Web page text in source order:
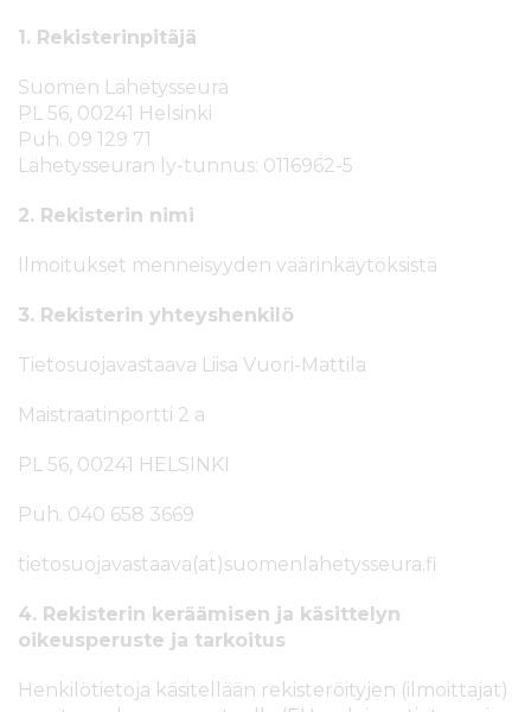
1. Rekisterinpitäjä
Suomen Lähetysseura
PL 56, 00241 Helsinki
Puh. 09 129 71
Lähetysseuran ly-tunnus: 0116962-5
2. Rekisterin nimi
Ilmoitukset menneisyyden väärinkäytöksistä
3. Rekisterin yhteyshenkilö
Tietosuojavastaava Liisa Vuori-Mattila
Maistraatinportti 2 a
PL 56, 00241 HELSINKI
Puh. 040 658 3669
tietosuojavastaava(at)suomenlahetysseura.fi
4. Rekisterin keräämisen ja käsittelyn
oikeusperuste ja tarkoitus
Henkilötietoja käsitellään rekisteröityjen (ilmoittajat)